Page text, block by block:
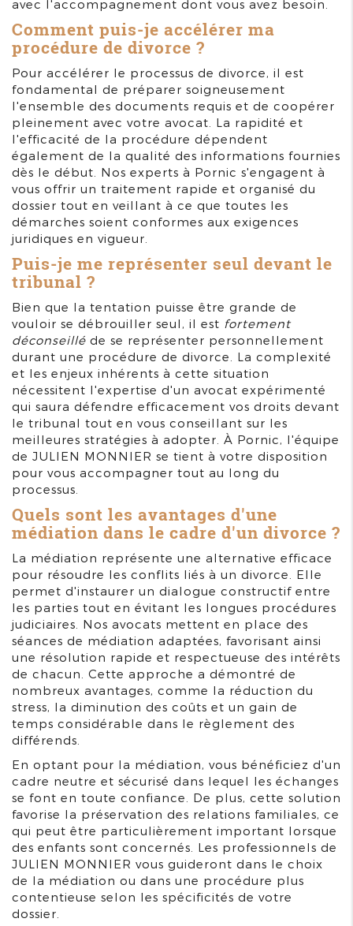
avec l'accompagnement dont vous avez besoin.
Comment puis-je accélérer ma
procédure de divorce ?
Pour accélérer le processus de divorce, il est
fondamental de préparer soigneusement
l'ensemble des documents requis et de coopérer
pleinement avec votre avocat. La rapidité et
l'efficacité de la procédure dépendent
également de la qualité des informations fournies
dès le début. Nos experts à Pornic s'engagent à
vous offrir un traitement rapide et organisé du
dossier tout en veillant à ce que toutes les
démarches soient conformes aux exigences
juridiques en vigueur.
Puis-je me représenter seul devant le
tribunal ?
Bien que la tentation puisse être grande de
vouloir se débrouiller seul, il est fortement
déconseillé de se représenter personnellement
durant une procédure de divorce. La complexité
et les enjeux inhérents à cette situation
nécessitent l'expertise d'un avocat expérimenté
qui saura défendre efficacement vos droits devant
le tribunal tout en vous conseillant sur les
meilleures stratégies à adopter. À Pornic, l'équipe
de JULIEN MONNIER se tient à votre disposition
pour vous accompagner tout au long du
processus.
Quels sont les avantages d'une
médiation dans le cadre d'un divorce ?
La médiation représente une alternative efficace
pour résoudre les conflits liés à un divorce. Elle
permet d'instaurer un dialogue constructif entre
les parties tout en évitant les longues procédures
judiciaires. Nos avocats mettent en place des
séances de médiation adaptées, favorisant ainsi
une résolution rapide et respectueuse des intérêts
de chacun. Cette approche a démontré de
nombreux avantages, comme la réduction du
stress, la diminution des coûts et un gain de
temps considérable dans le règlement des
différends.
En optant pour la médiation, vous bénéficiez d'un
cadre neutre et sécurisé dans lequel les échanges
se font en toute confiance. De plus, cette solution
favorise la préservation des relations familiales, ce
qui peut être particulièrement important lorsque
des enfants sont concernés. Les professionnels de
JULIEN MONNIER vous guideront dans le choix
de la médiation ou dans une procédure plus
contentieuse selon les spécificités de votre
dossier.